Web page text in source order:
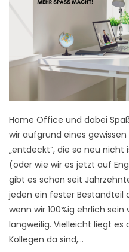
Home Office und dabei
wir aufgrund eines
„entdeckt“, die so neu nicht
(oder wie wir es jetzt auf
gibt es schon seit
jeden ein fester Bestandteil
wenn wir 100%ig ehrlich
langweilig. Vielleicht liegt es
Kollegen da sind,…